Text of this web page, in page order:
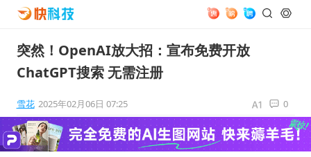
突然！OpenAI放大招：宣布免费开放
ChatGPT搜索 无需注册
雪花 2025年02月06日 07:25 0